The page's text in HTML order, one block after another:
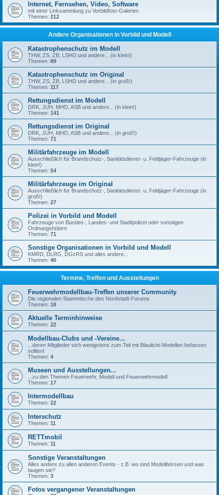
Internet, Fernsehen, Video, Software
mit einer Linksammlung zu Vorbildfoto-Galerien
Themen: 212
Andere Organisationen in Vorbild und Modell
Katastrophenschutz im Modell
THW, ZS, ZB, LSHD und andere... (in klein!)
Themen: 89
Katastrophenschutz im Original
THW, ZS, ZB, LSHD und andere... (in groß!)
Themen: 117
Rettungsdienst im Modell
DRK, JUH, MHD, ASB und andere... (in klein!)
Themen: 141
Rettungsdienst im Original
DRK, JUH, MHD, ASB und andere... (in groß!)
Themen: 71
Militärfahrzeuge im Modell
Ausschließlich für Brandschutz-, Sanitätsdienst- u. Feldjäger-Fahrzeuge (in
klein!)
Themen: 54
Militärfahrzeuge im Original
Ausschließlich für Brandschutz-, Sanitätsdienst- u. Feldjäger-Fahrzeuge (in
groß!)
Themen: 27
Polizei in Vorbild und Modell
Fahrzeuge von Bundes-, Landes- und Stadtpolizei oder sonstigen
Ordnungshütern
Themen: 71
Sonstige Organisationen in Vorbild und Modell
KMRD, DLRG, DGzRS und alles andere...
Themen: 40
Termine, Treffen und Ausstellungen
Feuerwehrmodellbau-Treffen unserer Community
Die regionalen Stammtische des Nordstadt-Forums
Themen: 18
Aktuelle Terminhinweise
Themen: 22
Modellbau-Clubs und -Vereine...
...deren Mitglieder sich wenigstens zum Teil mit Blaulicht-Modellen befassen
sollten!
Themen: 4
Museen und Ausstellungen...
...zu den Themen Feuerwehr, Modell und Feuerwehrmodell
Themen: 17
Intermodellbau
Themen: 22
Interschutz
Themen: 11
RETTmobil
Themen: 11
Sonstige Veranstaltungen
Alles andere zu allen anderen Events - z.B. wo sind Modellbörsen und was
taugen sie?
Themen: 3
Fotos vergangener Veranstaltungen